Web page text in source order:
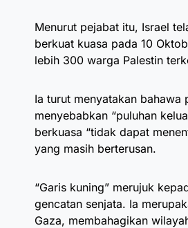
Menurut pejabat itu, Israel
berkuat kuasa pada 10
lebih 300 warga Palestin
Ia turut menyatakan bahawa
menyebabkan “puluhan
berkuasa “tidak dapat
yang masih berterusan.
“Garis kuning” merujuk
gencatan senjata. Ia
Gaza, membahagikan